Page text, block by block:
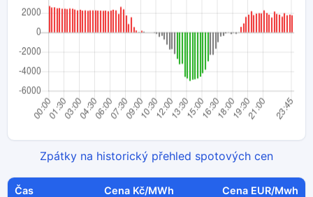
Zpátky na historický přehled spotových cen
Čas Cena Kč/MWh Cena EUR/Mwh